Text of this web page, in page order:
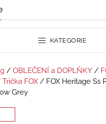
KATEGORIE
/ OBLEČENÍ a DOPLŇKY /
Trička FOX/ FOX Heritage Ss
Grey